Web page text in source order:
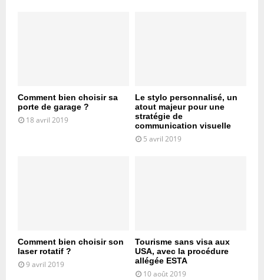
Comment bien choisir sa
porte de garage ?
18 avril 2019
Le stylo personnalisé, un
atout majeur pour une
stratégie de
communication visuelle
5 avril 2019
Comment bien choisir son
laser rotatif ?
9 avril 2019
Tourisme sans visa aux
USA, avec la procédure
allégée ESTA
10 août 2019